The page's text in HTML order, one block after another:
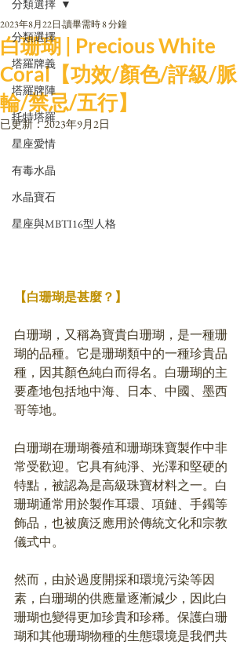
分類選擇
塔羅牌義
塔羅牌陣
托特塔羅
星座愛情
有毒水晶
水晶寶石
星座與MBTI16型人格
分類選擇
白珊瑚 | Precious White
Coral【功效/顏色/評級/脈
輪/禁忌/五行】
2023年8月22日 讀畢需時 8 分鐘
已更新：2023年9月2日
【白珊瑚是甚麼？】
白珊瑚，又稱為寶貴白珊瑚，是一種珊
瑚的品種。它是珊瑚類中的一種珍貴品
種，因其顏色純白而得名。白珊瑚的主
要產地包括地中海、日本、中國、墨西
哥等地。
白珊瑚在珊瑚養殖和珊瑚珠寶製作中非
常受歡迎。它具有純淨、光澤和堅硬的
特點，被認為是高級珠寶材料之一。白
珊瑚通常用於製作耳環、項鏈、手鐲等
飾品，也被廣泛應用於傳統文化和宗教
儀式中。
然而，由於過度開採和環境污染等因
素，白珊瑚的供應量逐漸減少，因此白
珊瑚也變得更加珍貴和珍稀。保護白珊
瑚和其他珊瑚物種的生態環境是我們共